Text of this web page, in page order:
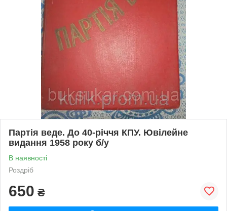
Партія веде. До 40-річчя КПУ. Ювілейне
видання 1958 року б/у
В наявності
Роздріб
650 ₴